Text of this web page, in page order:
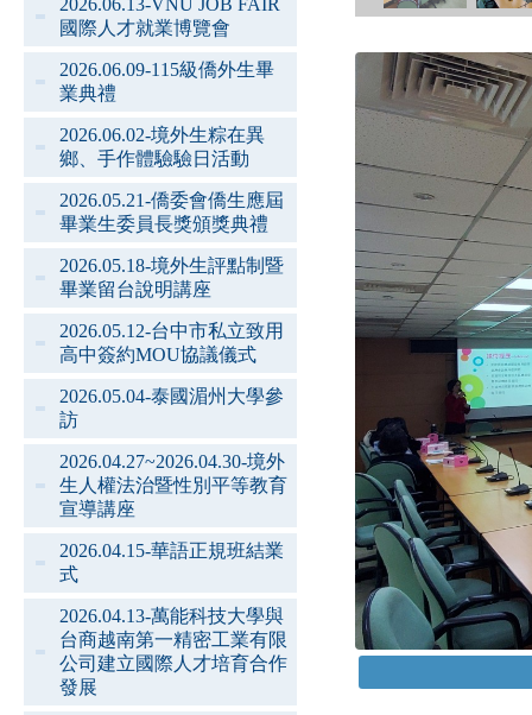
2026.06.13-VNU JOB FAIR
國際人才就業博覽會
2026.06.09-115級僑外生畢
業典禮
2026.06.02-境外生粽在異
鄉、手作體驗驗日活動
2026.05.21-僑委會僑生應屆
畢業生委員長獎頒獎典禮
2026.05.18-境外生評點制暨
畢業留台說明講座
2026.05.12-台中市私立致用
高中簽約MOU協議儀式
2026.05.04-泰國湄州大學參
訪
2026.04.27~2026.04.30-境外
生人權法治暨性別平等教育
宣導講座
2026.04.15-華語正規班結業
式
2026.04.13-萬能科技大學與
台商越南第一精密工業有限
公司建立國際人才培育合作
發展